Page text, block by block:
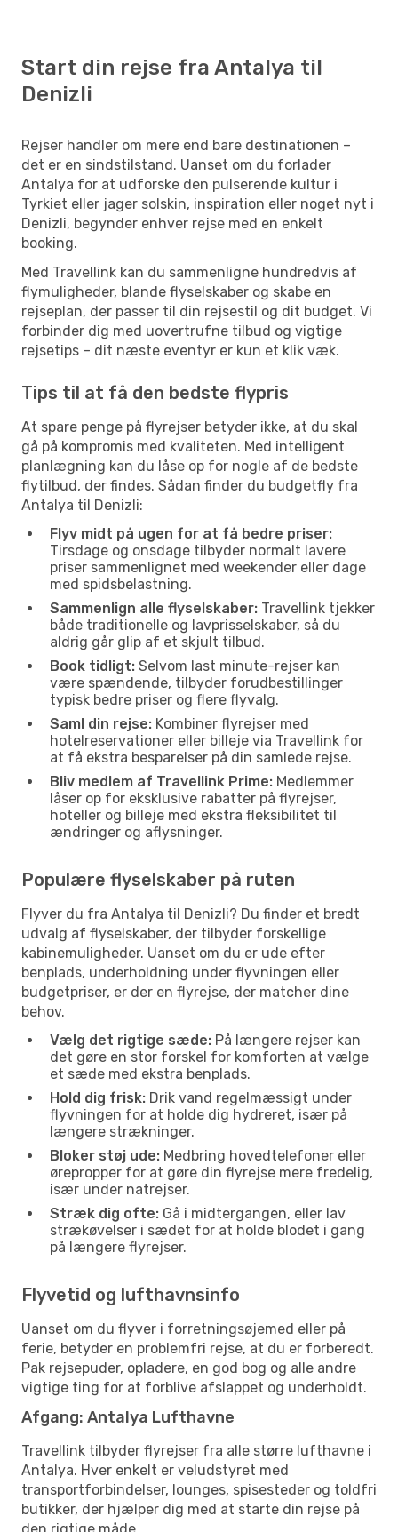
Start din rejse fra Antalya til
Denizli
Rejser handler om mere end bare destinationen –
det er en sindstilstand. Uanset om du forlader
Antalya for at udforske den pulserende kultur i
Tyrkiet eller jager solskin, inspiration eller noget nyt i
Denizli, begynder enhver rejse med en enkelt
booking.
Med Travellink kan du sammenligne hundredvis af
flymuligheder, blande flyselskaber og skabe en
rejseplan, der passer til din rejsestil og dit budget. Vi
forbinder dig med uovertrufne tilbud og vigtige
rejsetips – dit næste eventyr er kun et klik væk.
Tips til at få den bedste flypris
At spare penge på flyrejser betyder ikke, at du skal
gå på kompromis med kvaliteten. Med intelligent
planlægning kan du låse op for nogle af de bedste
flytilbud, der findes. Sådan finder du budgetfly fra
Antalya til Denizli:
Flyv midt på ugen for at få bedre priser:
Tirsdage og onsdage tilbyder normalt lavere
priser sammenlignet med weekender eller dage
med spidsbelastning.
Sammenlign alle flyselskaber: Travellink tjekker
både traditionelle og lavprisselskaber, så du
aldrig går glip af et skjult tilbud.
Book tidligt: Selvom last minute-rejser kan
være spændende, tilbyder forudbestillinger
typisk bedre priser og flere flyvalg.
Saml din rejse: Kombiner flyrejser med
hotelreservationer eller billeje via Travellink for
at få ekstra besparelser på din samlede rejse.
Bliv medlem af Travellink Prime: Medlemmer
låser op for eksklusive rabatter på flyrejser,
hoteller og billeje med ekstra fleksibilitet til
ændringer og aflysninger.
Populære flyselskaber på ruten
Flyver du fra Antalya til Denizli? Du finder et bredt
udvalg af flyselskaber, der tilbyder forskellige
kabinemuligheder. Uanset om du er ude efter
benplads, underholdning under flyvningen eller
budgetpriser, er der en flyrejse, der matcher dine
behov.
Vælg det rigtige sæde: På længere rejser kan
det gøre en stor forskel for komforten at vælge
et sæde med ekstra benplads.
Hold dig frisk: Drik vand regelmæssigt under
flyvningen for at holde dig hydreret, især på
længere strækninger.
Bloker støj ude: Medbring hovedtelefoner eller
ørepropper for at gøre din flyrejse mere fredelig,
især under natrejser.
Stræk dig ofte: Gå i midtergangen, eller lav
strækøvelser i sædet for at holde blodet i gang
på længere flyrejser.
Flyvetid og lufthavnsinfo
Uanset om du flyver i forretningsøjemed eller på
ferie, betyder en problemfri rejse, at du er forberedt.
Pak rejsepuder, opladere, en god bog og alle andre
vigtige ting for at forblive afslappet og underholdt.
Afgang: Antalya Lufthavne
Travellink tilbyder flyrejser fra alle større lufthavne i
Antalya. Hver enkelt er veludstyret med
transportforbindelser, lounges, spisesteder og toldfri
butikker, der hjælper dig med at starte din rejse på